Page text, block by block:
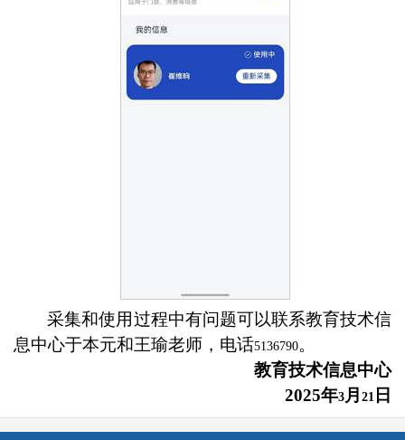
采集和使用过程中有问题可以联系教育技术信
息中心于本元和王瑜老师，电话5136790。
教育技术信息中心
2025年3 月 21 日